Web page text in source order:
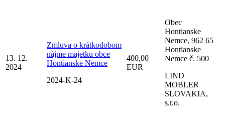
13. 12.
2024
Zmluva o krátkodobom
nájme majetku obce
Hontianske Nemce
2024-K-24
400,00
EUR
Obec
Hontianske
Nemce, 962 65
Hontianske
Nemce č. 500
LIND
MOBLER
SLOVAKIA,
s.r.o.